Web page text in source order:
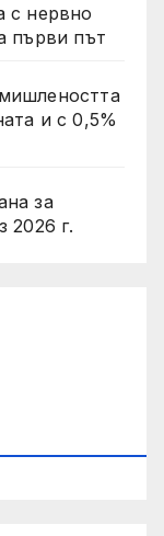
с нервно
първи път
и с 0,5%
за
2026 г.